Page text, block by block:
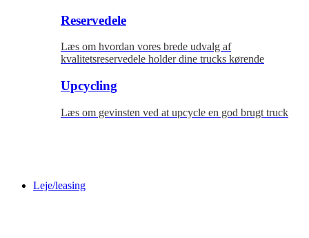
Reservedele
Læs om hvordan vores brede udvalg af
kvalitetsreservedele holder dine trucks kørende
Upcycling
Læs om gevinsten ved at upcycle en god brugt truck
Leje/leasing